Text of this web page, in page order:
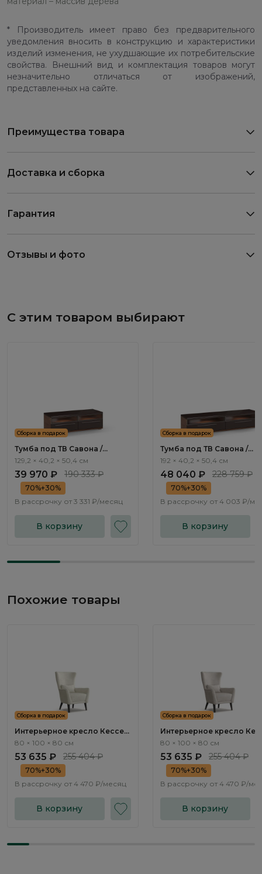
* Производитель имеет право без предварительного
уведомления вносить в конструкцию и характеристики
изделий изменения, не ухудшающие их потребительские
свойства. Внешний вид и комплектация товаров могут
незначительно отличаться от изображений,
представленных на сайте.
Преимущества товара
Доставка и сборка
Гарантия
Отзывы и фото
С этим товаром выбирают
Сборка в подарок
Тумба под ТВ Савона /
Savona AS2401.0
129,2 × 40,2 × 50,4 см
39 970 ₽ 190 333 ₽
70%+30%
В рассрочку от 3 331 ₽/месяц
В корзину
Сборка в подарок
Тумба под ТВ Савона /
Savona AS2402.0
192 × 40,2 × 50,4 см
48 040 ₽ 228 759 ₽
70%+30%
В рассрочку от 4 003 ₽/
В корзину
Похожие товары
Сборка в подарок
Интерьерное кресло Кессел
/ Kessel ММ115.1
80 × 100 × 80 см
53 635 ₽ 255 404 ₽
70%+30%
В рассрочку от 4 470 ₽/месяц
В корзину
Сборка в подарок
Интерьерное кресло
/ Kessel ММ115.2
80 × 100 × 80 см
53 635 ₽ 255 404 ₽
70%+30%
В рассрочку от 4 470 ₽/
В корзину